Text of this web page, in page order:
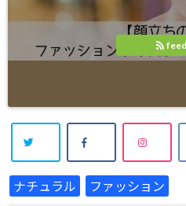
ナチュラル ファッション